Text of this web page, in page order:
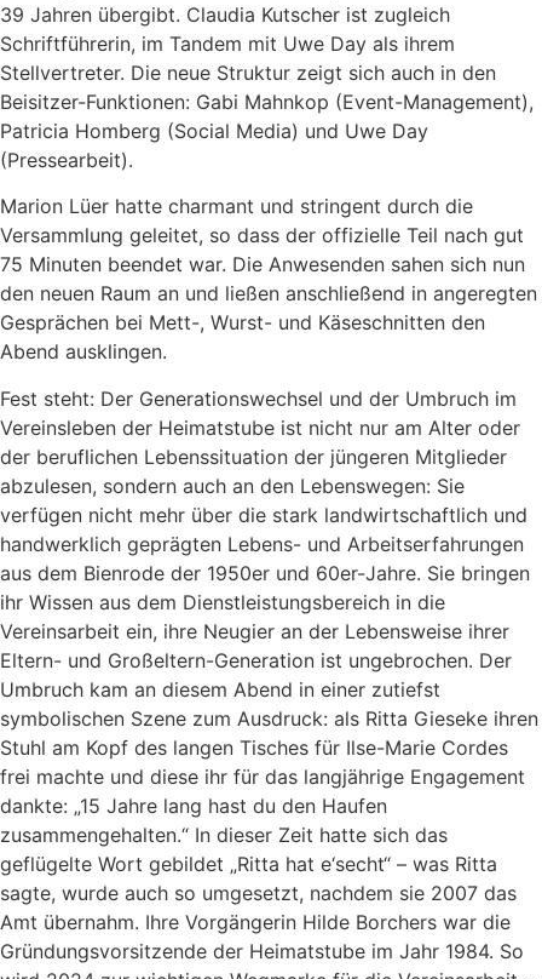
39 Jahren übergibt. Claudia Kutscher ist zugleich
Schriftführerin, im Tandem mit Uwe Day als ihrem
Stellvertreter. Die neue Struktur zeigt sich auch in den
Beisitzer-Funktionen: Gabi Mahnkop (Event-Management),
Patricia Homberg (Social Media) und Uwe Day
(Pressearbeit).
Marion Lüer hatte charmant und stringent durch die
Versammlung geleitet, so dass der offizielle Teil nach gut
75 Minuten beendet war. Die Anwesenden sahen sich nun
den neuen Raum an und ließen anschließend in angeregten
Gesprächen bei Mett-, Wurst- und Käseschnitten den
Abend ausklingen.
Fest steht: Der Generationswechsel und der Umbruch im
Vereinsleben der Heimatstube ist nicht nur am Alter oder
der beruflichen Lebenssituation der jüngeren Mitglieder
abzulesen, sondern auch an den Lebenswegen: Sie
verfügen nicht mehr über die stark landwirtschaftlich und
handwerklich geprägten Lebens- und Arbeitserfahrungen
aus dem Bienrode der 1950er und 60er-Jahre. Sie bringen
ihr Wissen aus dem Dienstleistungsbereich in die
Vereinsarbeit ein, ihre Neugier an der Lebensweise ihrer
Eltern- und Großeltern-Generation ist ungebrochen. Der
Umbruch kam an diesem Abend in einer zutiefst
symbolischen Szene zum Ausdruck: als Ritta Gieseke ihren
Stuhl am Kopf des langen Tisches für Ilse-Marie Cordes
frei machte und diese ihr für das langjährige Engagement
dankte: „15 Jahre lang hast du den Haufen
zusammengehalten.“ In dieser Zeit hatte sich das
geflügelte Wort gebildet „Ritta hat e‘secht“ – was Ritta
sagte, wurde auch so umgesetzt, nachdem sie 2007 das
Amt übernahm. Ihre Vorgängerin Hilde Borchers war die
Gründungsvorsitzende der Heimatstube im Jahr 1984. So